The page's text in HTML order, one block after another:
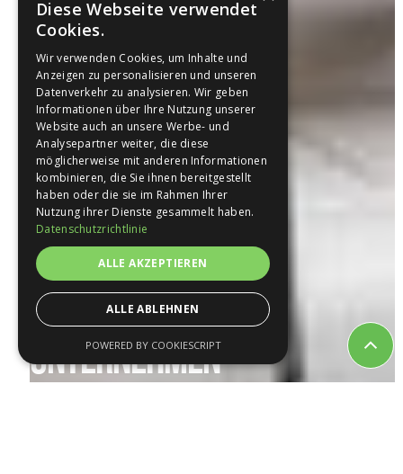
UNTERNEHMEN
Diese Webseite verwendet
Cookies.
Wir verwenden Cookies, um Inhalte und
Anzeigen zu personalisieren und unseren
Datenverkehr zu analysieren. Wir geben
Informationen über Ihre Nutzung unserer
Website auch an unsere Werbe- und
Analysepartner weiter, die diese
möglicherweise mit anderen Informationen
kombinieren, die Sie ihnen bereitgestellt
haben oder die sie im Rahmen Ihrer
Nutzung ihrer Dienste gesammelt haben.
Datenschutzrichtlinie
ALLE AKZEPTIEREN
ALLE ABLEHNEN
POWERED BY COOKIESCRIPT